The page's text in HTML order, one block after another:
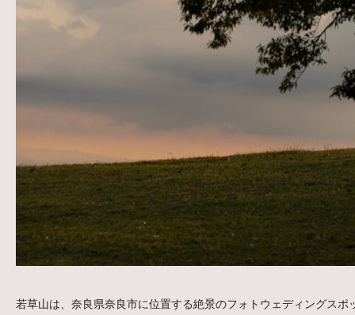
若草山は、奈良県奈良市に位置する絶景のフォトウェディングス